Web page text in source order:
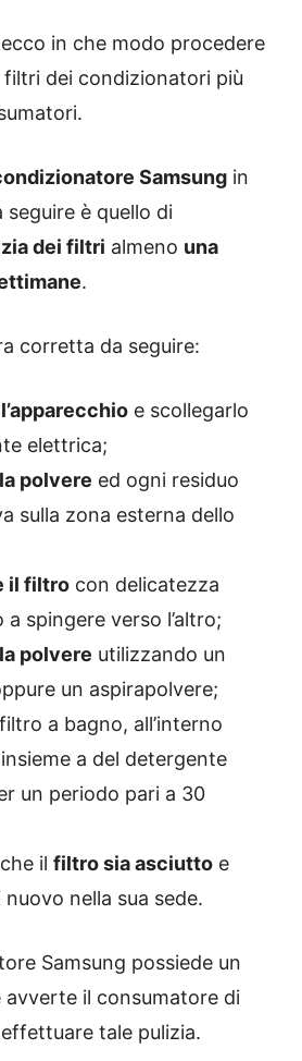
in che modo procedere
filtri dei condizionatori più
Samsung in
seguire è quello di
dei filtri almeno una
.
corretta da seguire:
e scollegarlo
elettrica;
polvere ed ogni residuo
sulla zona esterna dello
il filtro con delicatezza
a spingere verso l’altro;
polvere utilizzando un
un aspirapolvere;
a bagno, all’interno
insieme a del detergente
un periodo pari a 30
il filtro sia asciutto e
nella sua sede.
Samsung possiede un
avverte il consumatore di
tale pulizia.